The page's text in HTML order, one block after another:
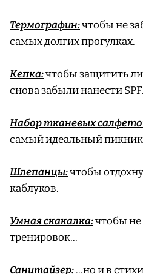
Термографин:чтобы не
самых долгих прогулках.
Кепка:чтобы защитить
снова забыли нанести SPF.
Набор тканевых
самый идеальный пикник
Шлепанцы:чтобы
каблуков.
Умная скакалка:чтобы не
тренировок…
Санитайзер:…но и в